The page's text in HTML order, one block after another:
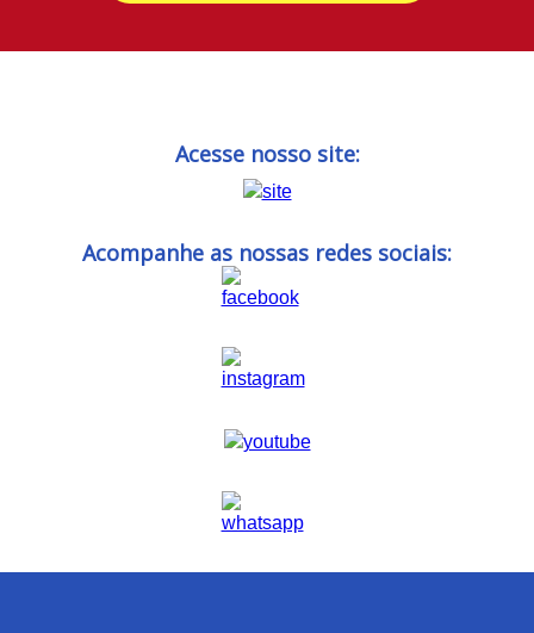
Acesse nosso site:
Acompanhe as nossas redes sociais: